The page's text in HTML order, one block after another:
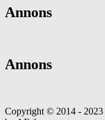
Annons
Annons
Copyright © 2014 - 2023